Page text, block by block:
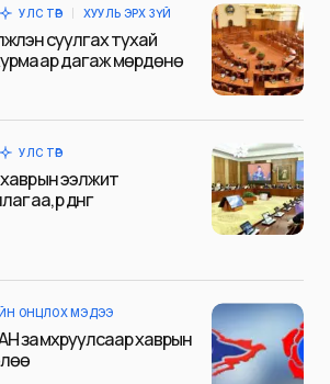
УЛС ТӨР ХУУЛЬ ЭРХ ЗҮЙ
суулгах тухай
дагаж мөрдөнө
УЛС ТӨР
ээлжит
үр дүнг
ОНЦЛОХ МЭДЭЭ
замхруулсаар хаврын